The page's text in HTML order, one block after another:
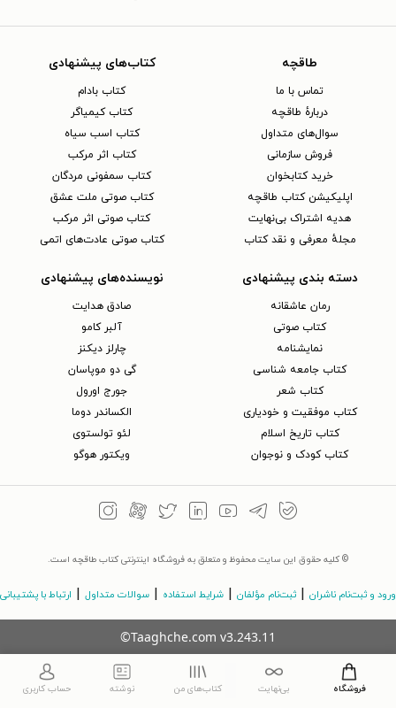
طاقچه
تماس با ما
دربارهٔ طاقچه
سوال‌های متداول
فروش سازمانی
خرید کتابخوان
اپلیکیشن کتاب طاقچه
هدیه اشتراک بی‌نهایت
مجلهٔ معرفی و نقد کتاب
کتاب‌های پیشنهادی
کتاب بادام
کتاب کیمیاگر
کتاب اسب سیاه
کتاب اثر مرکب
کتاب سمفونی مردگان
کتاب صوتی ملت عشق
کتاب صوتی اثر مرکب
کتاب صوتی عادت‌های اتمی
دسته بندی پیشنهادی
رمان عاشقانه
کتاب‌ صوتی
نمایشنامه
کتاب جامعه شناسی
کتاب شعر
کتاب موفقیت و خودیاری
کتاب تاریخ اسلام
کتاب کودک و نوجوان
نویسنده‌های پیشنهادی
صادق هدایت
آلبر کامو
چارلز دیکنز
گی دو موپاسان
جورج اورول
الکساندر دوما
لئو تولستوی
ویکتور هوگو
© کلیه حقوق این سایت محفوظ و متعلق به فروشگاه اینترنتی کتاب طاقچه است.
ورود و ثبت‌نام ناشران ثبت‌نام مؤلفان شرایط استفاده سوالات متداول ارتباط با پشتیبانی
©Taaghche.com v3.243.11
فروشگاه بی‌نهایت کتاب‌های من نوشته حساب کاربری